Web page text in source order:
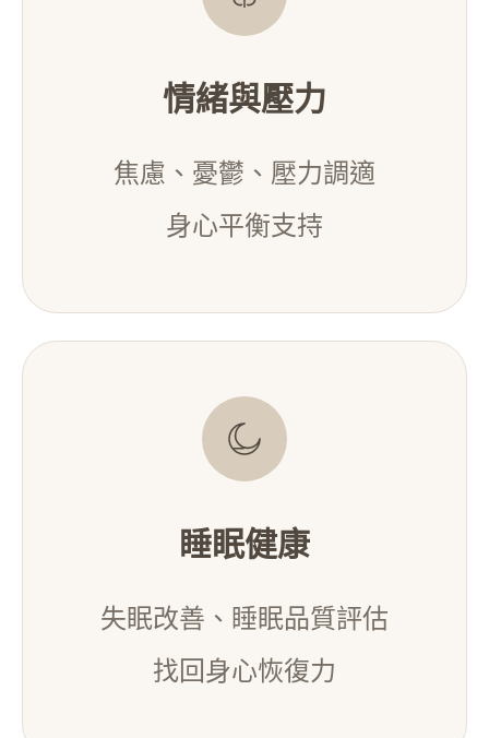
情緒與壓力
焦慮、憂鬱、壓力調適
身心平衡支持
睡眠健康
失眠改善、睡眠品質評估
找回身心恢復力